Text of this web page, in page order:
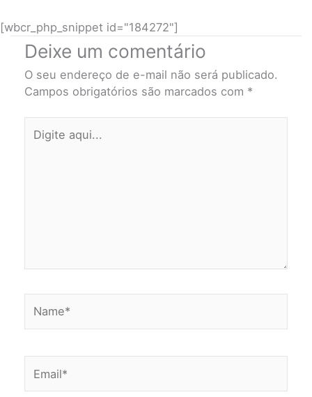
[wbcr_php_snippet id="184272"]
Deixe um comentário
O seu endereço de e-mail não será publicado.
Campos obrigatórios são marcados com *
aqui...